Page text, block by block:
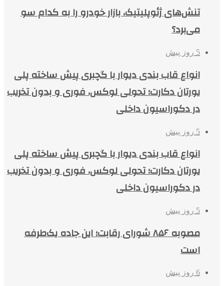
تنش‌های ژئوپلیتیک، بازار خودرو را به کدام سو
می‌برد؟
5 روز پیش
انواع قاب بندی دیوار با گچبری پیش ساخته پلی
یورتان دکارت؛ تحولی لوکس، فوری و بدون تخریب
در دکوراسیون داخلی
5 روز پیش
انواع قاب بندی دیوار با گچبری پیش ساخته پلی
یورتان دکارت؛ تحولی لوکس، فوری و بدون تخریب
در دکوراسیون داخلی
5 روز پیش
مصوبه ۸۵۶ شورای رقابت؛ این جاده یک‌طرفه
است
6 روز پیش